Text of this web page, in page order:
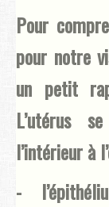
Pour
pour notre
un petit
L’utérus
l’intérieur à
-